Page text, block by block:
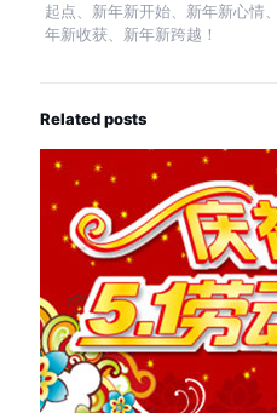
起点、新年新开始、新年新心情
年新收获、新年新跨越！
Related posts